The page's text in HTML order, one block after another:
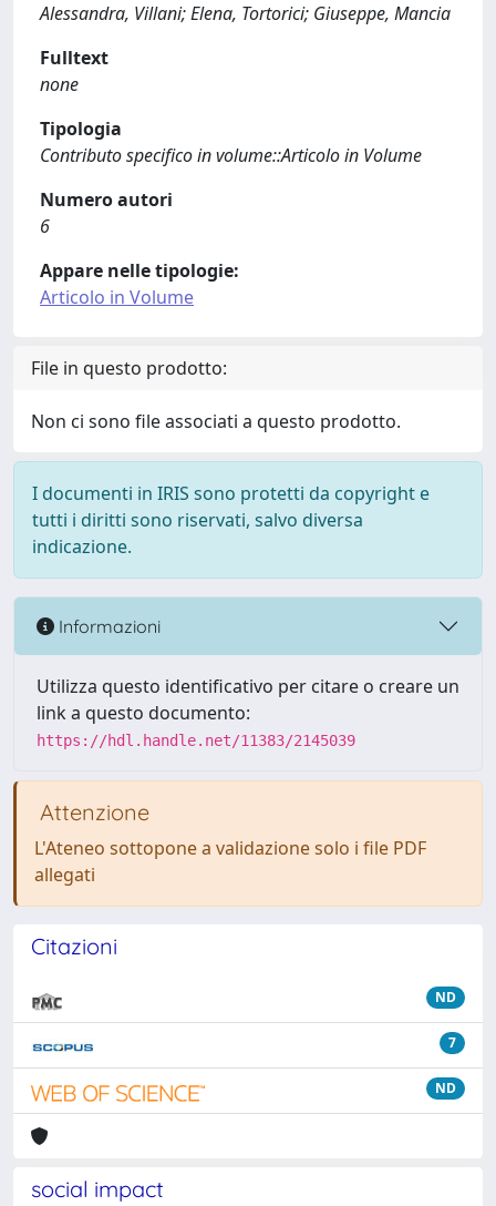
Alessandra, Villani; Elena, Tortorici; Giuseppe, Mancia
Fulltext
none
Tipologia
Contributo specifico in volume::Articolo in Volume
Numero autori
6
Appare nelle tipologie:
Articolo in Volume
File in questo prodotto:
Non ci sono file associati a questo prodotto.
I documenti in IRIS sono protetti da copyright e
tutti i diritti sono riservati, salvo diversa
indicazione.
Informazioni
Utilizza questo identificativo per citare o creare un
link a questo documento:
https://hdl.handle.net/11383/2145039
Attenzione
L'Ateneo sottopone a validazione solo i file PDF
allegati
Citazioni
ND
7
ND
social impact